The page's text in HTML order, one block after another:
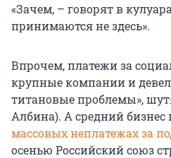
«Зачем, – говорят в
принимаются не здесь».
Впрочем, платежи за
крупные компании и
титановые проблемы»,
Албина). А средний
массовых неплатежах за
осенью Российский союз